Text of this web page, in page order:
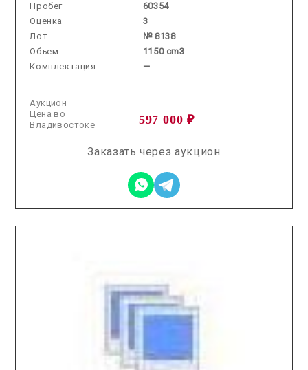
Пробег
60354
Оценка
3
Лот
№ 8138
Объем
1150 cm3
Комплектация
—
Аукцион
597 000 ₽
Цена во
Владивостоке
Заказать через аукцион